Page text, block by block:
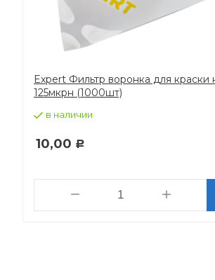
Expert Фильтр воронка для краски
125мкрн (1000шт)
в наличии
10,00 Р